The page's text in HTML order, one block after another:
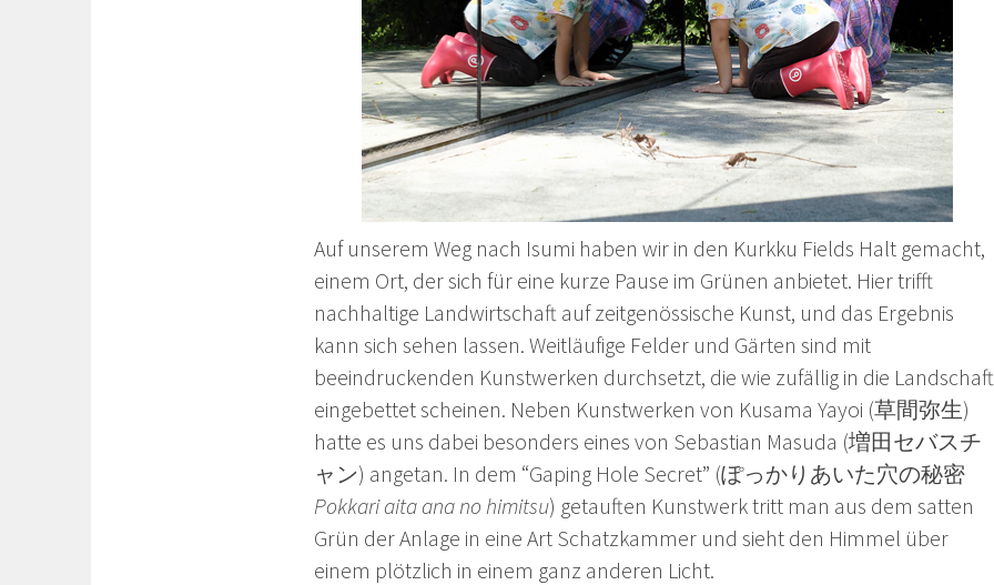
Auf unserem Weg nach Isumi haben wir in den Kurkku Fields Halt gemacht,
einem Ort, der sich für eine kurze Pause im Grünen anbietet. Hier trifft
nachhaltige Landwirtschaft auf zeitgenössische Kunst, und das Ergebnis
kann sich sehen lassen. Weitläufige Felder und Gärten sind mit
beeindruckenden Kunstwerken durchsetzt, die wie zufällig in die Landschaft
eingebettet scheinen. Neben Kunstwerken von Kusama Yayoi (草間弥生)
hatte es uns dabei besonders eines von Sebastian Masuda (増田セバスチ
ャン) angetan. In dem “Gaping Hole Secret” (ぽっかりあいた穴の秘密
Pokkari aita ana no himitsu) getauften Kunstwerk tritt man aus dem satten
Grün der Anlage in eine Art Schatzkammer und sieht den Himmel über
einem plötzlich in einem ganz anderen Licht.